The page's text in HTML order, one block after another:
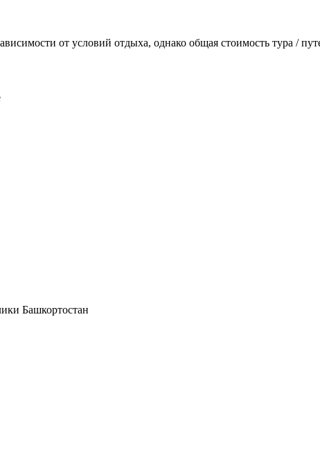
от условий отдыха, однако общая стоимость тура /
Башкортостан